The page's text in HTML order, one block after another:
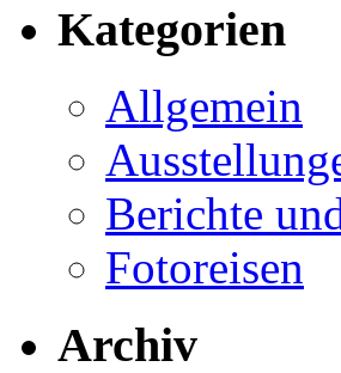
Kategorien
Allgemein
Berichte
Fotoreisen
Archiv